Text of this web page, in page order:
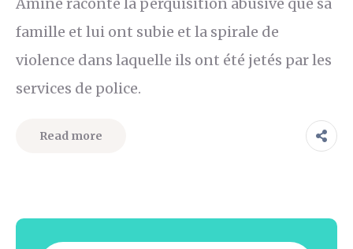
famille et lui ont subie et la spirale de
violence dans laquelle ils ont été jetés par les
services de police.
Read more